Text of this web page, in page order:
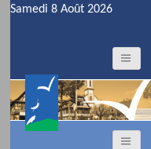
Samedi 8 Août 2026